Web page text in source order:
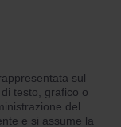
sul
testo, grafico o
del
e si assume la